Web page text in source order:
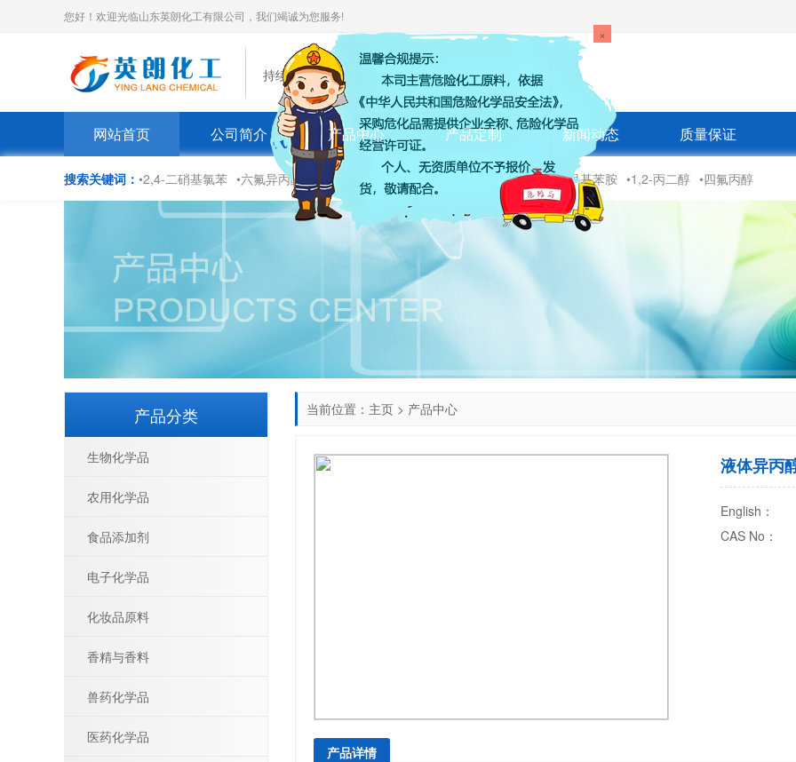
您好！欢迎光临山东英朗化工有限公司，我们竭诚为您服务!
持续为化工产品应用创造价值
网站首页 公司简介 产品中心 产品定制 新闻动态 质量保证
搜索关键词： •2,4-二硝基氯苯 •六氟异丙醇 •三溴苯酚 •二丙二醇 •邻苯二甲酰氯 •对三氟甲基苯胺 •1,2-丙二醇 •四氟丙醇
当前位置： 主页 > 产品中心
液体异丙
English：
CAS No：
产品详情
产品分类
生物化学品
农用化学品
食品添加剂
电子化学品
化妆品原料
香精与香料
兽药化学品
医药化学品
×